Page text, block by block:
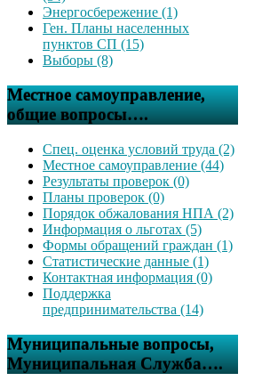
Энергосбережение (1)
Ген. Планы населенных
пунктов СП (15)
Выборы (8)
Местное самоуправление,
общие вопросы….
Спец. оценка условий труда (2)
Местное самоуправление (44)
Результаты проверок (0)
Планы проверок (0)
Порядок обжалования НПА (2)
Информация о льготах (5)
Формы обращений граждан (1)
Статистические данные (1)
Контактная информация (0)
Поддержка
предпринимательства (14)
Муниципальные вопросы,
Муниципальная Служба….